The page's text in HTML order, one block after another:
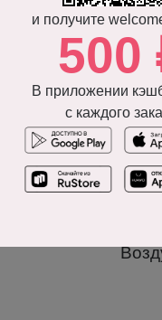
и получите
500
В приложении
с каждого